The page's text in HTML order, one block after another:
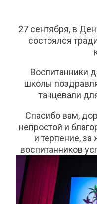
27 сентября, в
состоялся
Воспитанники
школы
танцевали
Спасибо вам,
непростой и
и терпение,
воспитанников